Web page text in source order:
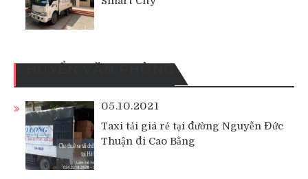
05.10.2021
Taxi tải giá rẻ tại đường Nguyễn Đức
Thuận đi Cao Bằng